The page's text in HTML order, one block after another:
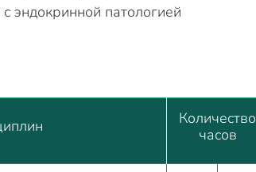
эндокринной патологией
Количество
часов